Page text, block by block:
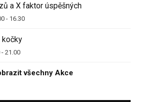
a X faktor úspěšných
- 16.30
kočky
- 21.00
všechny Akce